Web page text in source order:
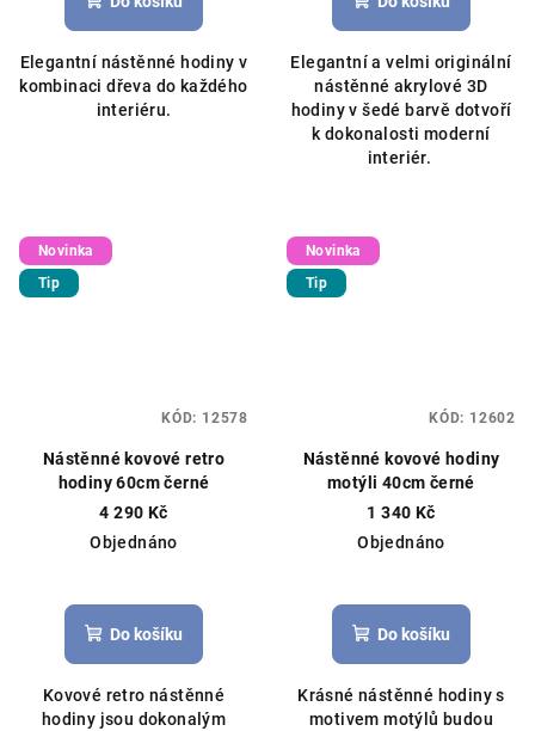
Elegantní nástěnné hodiny v
kombinaci dřeva do každého
interiéru.
Elegantní a velmi originální
nástěnné akrylové 3D
hodiny v šedé barvě dotvoří
k dokonalosti moderní
interiér.
Novinka
Tip
Nástěnné kovové retro
hodiny 60cm černé
4 290 Kč
Objednáno
Do košíku
Kovové retro nástěnné
hodiny jsou dokonalým
KÓD: 12578
Novinka
Tip
Nástěnné kovové hodiny
motýli 40cm černé
1 340 Kč
Objednáno
Do košíku
Krásné nástěnné hodiny s
motivem motýlů budou
KÓD: 12602